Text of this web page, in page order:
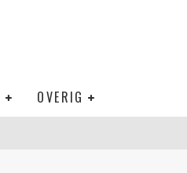
OVERIG